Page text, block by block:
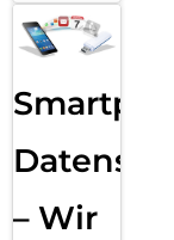
– Wir